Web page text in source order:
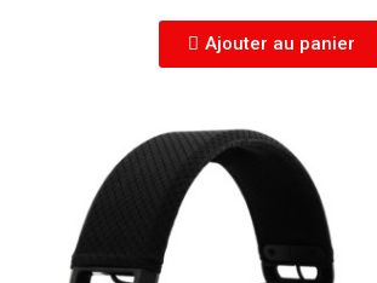
Ajouter au panier